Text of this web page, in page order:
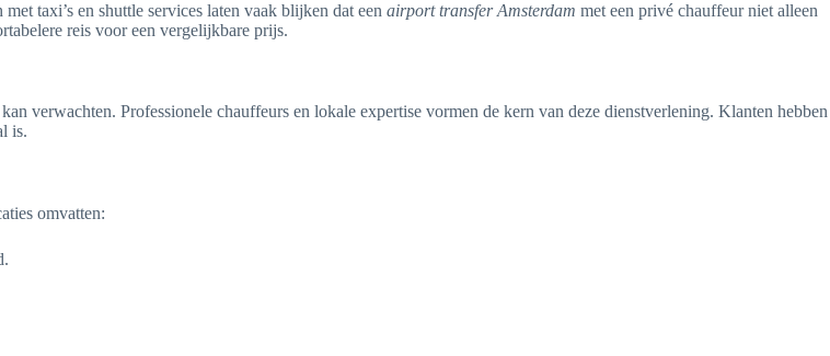
taxi’s en shuttle services laten vaak blijken dat een airport transfer Amsterdam met een privé chauffeur niet alleen
reis voor een vergelijkbare prijs.
verwachten. Professionele chauffeurs en lokale expertise vormen de kern van deze dienstverlening. Klanten hebben
is.
omvatten: